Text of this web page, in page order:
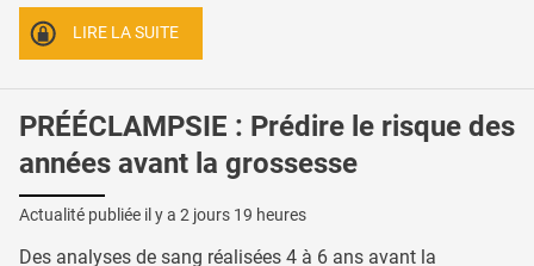
LIRE LA SUITE
PRÉÉCLAMPSIE : Prédire le risque des
années avant la grossesse
Actualité publiée il y a 2 jours 19 heures
Des analyses de sang réalisées 4 à 6 ans avant la